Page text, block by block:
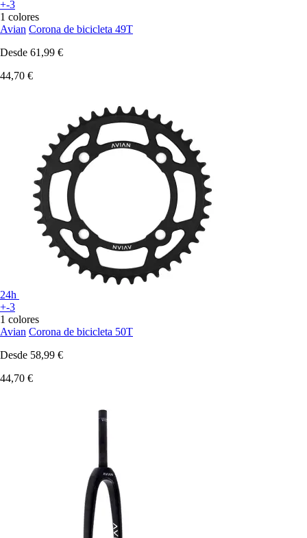
+-3
1 colores
Avian Corona de bicicleta 49T
Desde 61,99 €
44,70 €
24h
+-3
1 colores
Avian Corona de bicicleta 50T
Desde 58,99 €
44,70 €